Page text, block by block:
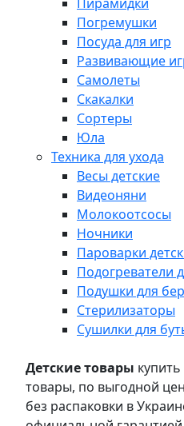
Погремушки
Посуда для игр
Развивающие
Самолеты
Скакалки
Сортеры
Юла
Техника для ухода
Весы детские
Видеоняни
Молокоотсосы
Ночники
Пароварки
Подогреватели
Подушки для
Стерилизаторы
Сушилки для
Детские товары
товары, по выгодной
без распаковки в